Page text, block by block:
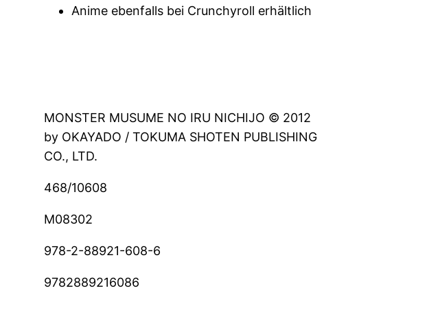
Anime ebenfalls bei Crunchyroll erhältlich
MONSTER MUSUME NO IRU NICHIJO © 2012
by OKAYADO / TOKUMA SHOTEN PUBLISHING
CO., LTD.
468/10608
M08302
978-2-88921-608-6
9782889216086